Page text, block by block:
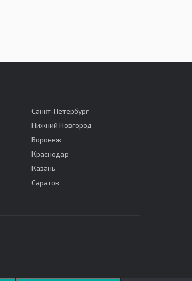
Санкт-Петербург
Нижний Новгород
Воронеж
Краснодар
Казань
Саратов